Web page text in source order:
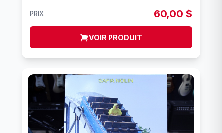
PRIX 60,00 $
VOIR PRODUIT